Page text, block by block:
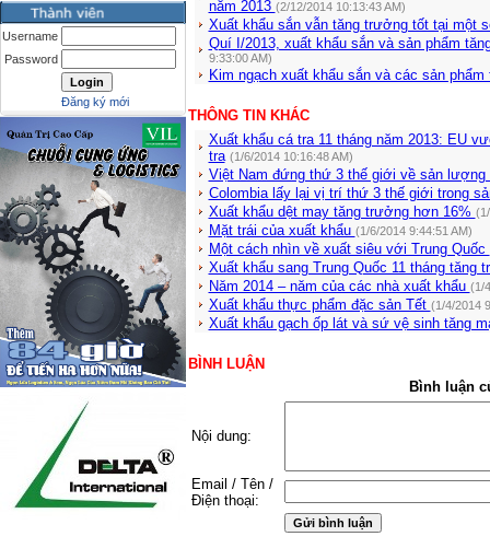
Username
Password
Đăng ký mới
năm 2013 (2/12/2014 10:13:43 AM)
Xuất khẩu sắn vẫn tăng trưởng tốt tại một
Quí I/2013, xuất khẩu sắn và sản phẩm
9:33:00 AM)
Kim ngạch xuất khẩu sắn và các sản
THÔNG TIN KHÁC
Xuất khẩu cá tra 11 tháng năm 2013: EU
tra (1/6/2014 10:16:48 AM)
Việt Nam đứng thứ 3 thế giới về sản lượng
Colombia lấy lại vị trí thứ 3 thế giới trong
Xuất khẩu dệt may tăng trưởng hơn 16%
Mặt trái của xuất khẩu (1/6/2014 9:44:51 AM)
Một cách nhìn về xuất siêu với Trung Quốc
Xuất khẩu sang Trung Quốc 11 tháng tăng
Năm 2014 – năm của các nhà xuất khẩu (1/
Xuất khẩu thực phẩm đặc sản Tết (1/4/2014
Xuất khẩu gạch ốp lát và sứ vệ sinh tăng
BÌNH LUẬN
Bình luận
Nội dung:
Email / Tên /
Điện thoại: